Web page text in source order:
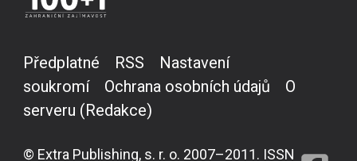
Předplatné RSS
Nastavení
soukromí
Ochrana osobních údajů
O
serveru (Redakce)
© Extra Publishing, s. r. o. 2007–2011. ISSN